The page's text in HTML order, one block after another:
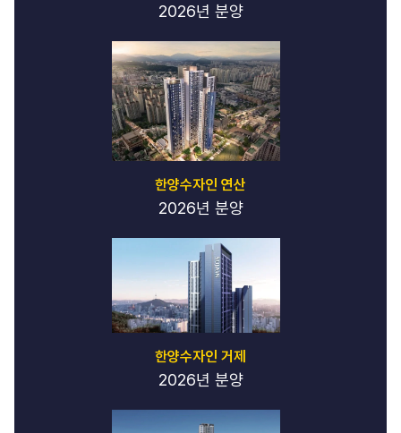
2026년 분양
한양수자인 연산
2026년 분양
한양수자인 거제
2026년 분양